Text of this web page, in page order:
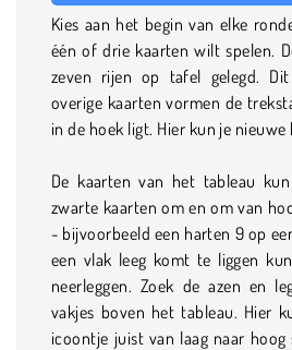
Kies aan het begin van elke
één of drie kaarten wilt spelen.
zeven rijen op tafel gelegd.
overige kaarten vormen de
in de hoek ligt. Hier kun je
De kaarten van het tableau
zwarte kaarten om en om van
- bijvoorbeeld een harten 9 op
een vlak leeg komt te liggen
neerleggen. Zoek de azen en
vakjes boven het tableau. Hier
icoontje juist van laag naar hoog